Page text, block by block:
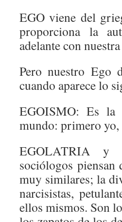
EGO viene del
proporciona la
adelante con
Pero nuestro Ego
cuando aparece lo
EGOISMO: Es la
mundo: primero yo,
EGOLATRIA y
sociólogos
muy similares; la
narcisistas,
ellos mismos. Son